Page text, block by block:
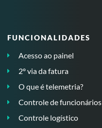
FUNCIONALIDADES
Acesso ao painel
2º via da fatura
O que é telemetria?
Controle de funcionários
Controle logístico